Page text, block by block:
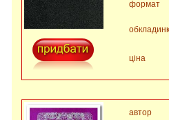
формат
ціна
автор